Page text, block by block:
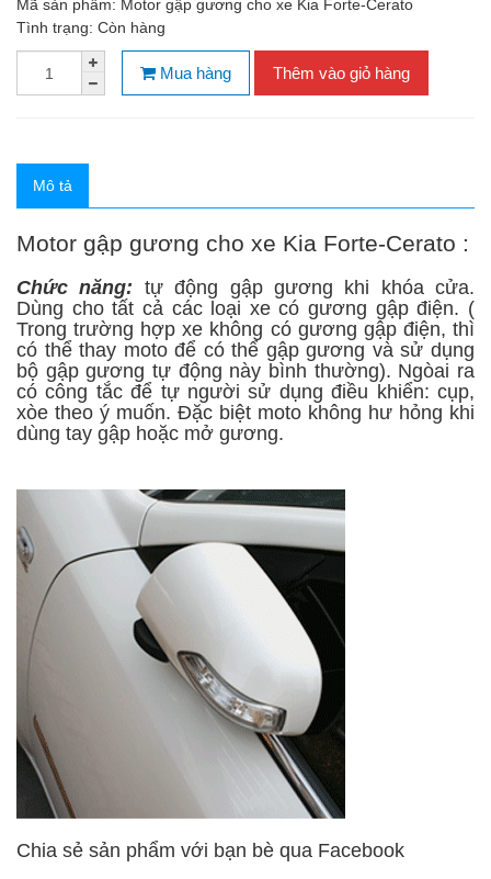
Mã sản phẩm: Motor gập gương cho xe Kia Forte-Cerato
Tình trạng: Còn hàng
Mua hàng Thêm vào giỏ hàng
Mô tả
Motor gập gương cho xe Kia Forte-Cerato :
Chức năng: tự động gập gương khi khóa cửa.
Dùng cho tất cả các loại xe có gương gập điện. (
Trong trường hợp xe không có gương gập điện, thì
có thể thay moto để có thể gập gương và sử dụng
bộ gập gương tự động này bình thường). Ngòai ra
có công tắc để tự người sử dụng điều khiển: cụp,
xòe theo ý muốn. Đặc biệt moto không hư hỏng khi
dùng tay gập hoặc mở gương.
Chia sẻ sản phẩm với bạn bè qua Facebook